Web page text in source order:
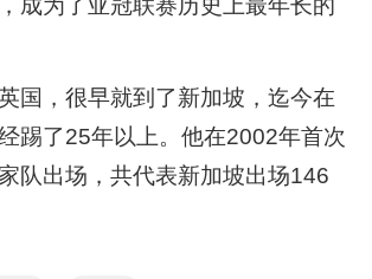
国，很早就到了新加坡，迄今在
踢了25年以上。他在2002年首次
队出场，共代表新加坡出场146